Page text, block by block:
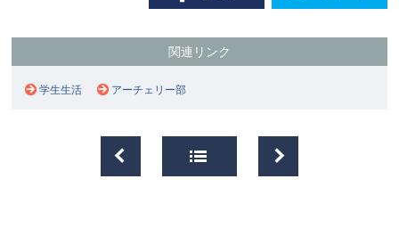
関連リンク
学生生活 アーチェリー部